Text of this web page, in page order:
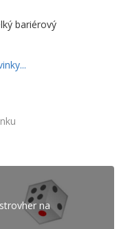
bariérový
na